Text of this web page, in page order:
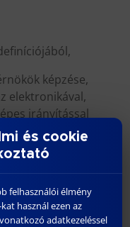
képzése,
elektronikával,
irányítással
és
gépek rutinszerű
üzemeltetésére
technológiák
és cookie
felhasználói élmény
használ ezen az
adatkezeléssel